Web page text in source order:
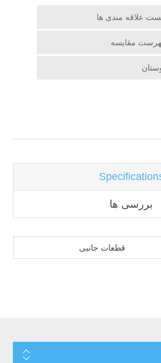
علاقه مندی ها
مقایسه
بررسی ها
مقدار ویژگی
قطعات جانبی